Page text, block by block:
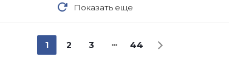
Показать еще
1 2 3 44